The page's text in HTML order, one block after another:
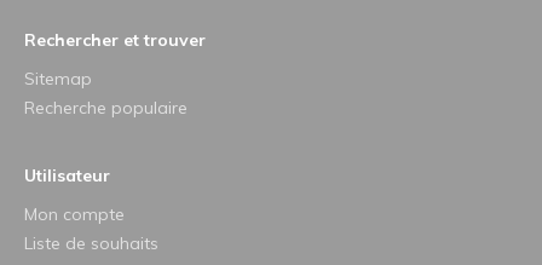
Rechercher et trouver
Sitemap
Recherche populaire
Utilisateur
Mon compte
Liste de souhaits